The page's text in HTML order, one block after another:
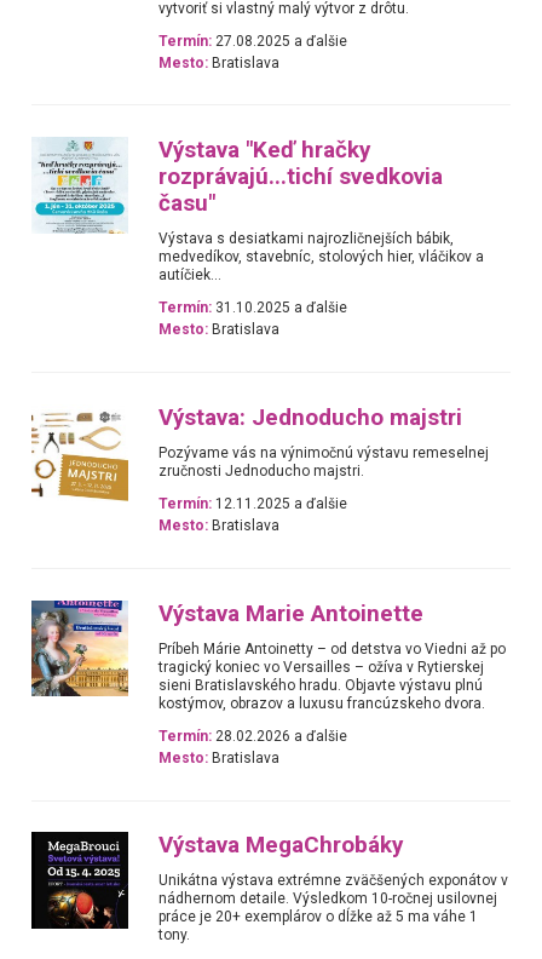
vytvoriť si vlastný malý výtvor z drôtu.
Termín: 27.08.2025 a ďalšie
Mesto: Bratislava
Výstava "Keď hračky
rozprávajú...tichí svedkovia
času"
Výstava s desiatkami najrozličnejších bábik,
medvedíkov, stavebníc, stolových hier, vláčikov a
autíčiek...
Termín: 31.10.2025 a ďalšie
Mesto: Bratislava
Výstava: Jednoducho majstri
Pozývame vás na výnimočnú výstavu remeselnej
zručnosti Jednoducho majstri.
Termín: 12.11.2025 a ďalšie
Mesto: Bratislava
Výstava Marie Antoinette
Príbeh Márie Antoinetty – od detstva vo Viedni až po
tragický koniec vo Versailles – ožíva v Rytierskej
sieni Bratislavského hradu. Objavte výstavu plnú
kostýmov, obrazov a luxusu francúzskeho dvora.
Termín: 28.02.2026 a ďalšie
Mesto: Bratislava
Výstava MegaChrobáky
Unikátna výstava extrémne zväčšených exponátov v
nádhernom detaile. Výsledkom 10-ročnej usilovnej
práce je 20+ exemplárov o dĺžke až 5 ma váhe 1
tony.